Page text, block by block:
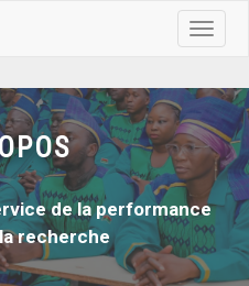
Toggle
de la performance
recherche